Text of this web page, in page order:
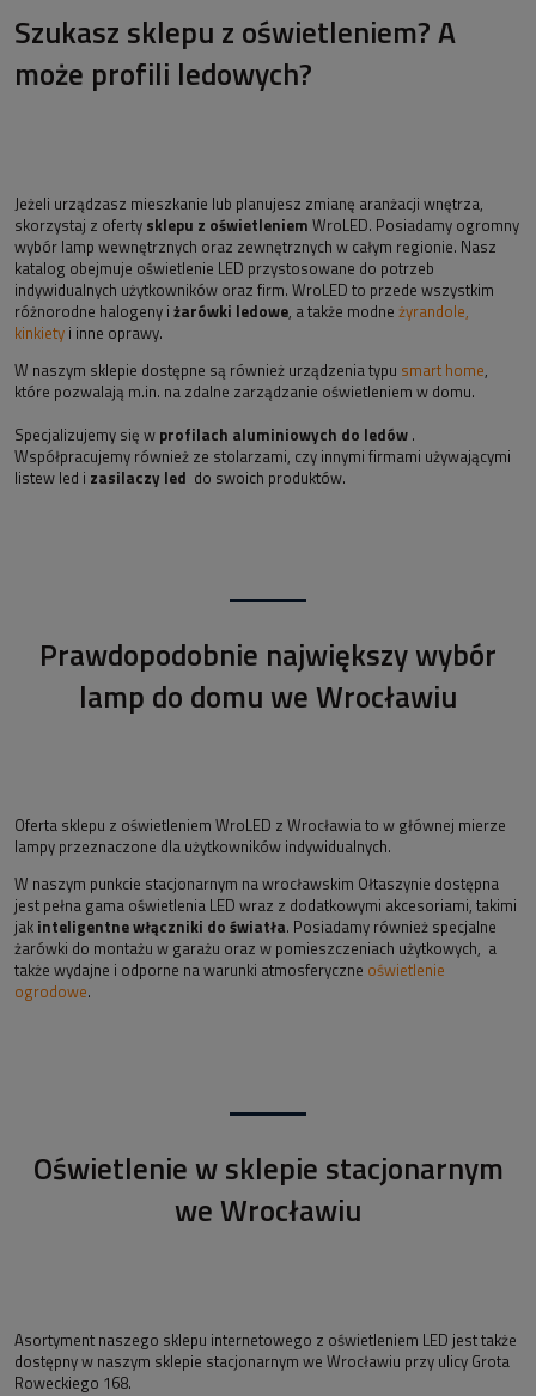
Szukasz sklepu z oświetleniem? A
może profili ledowych?
Jeżeli urządzasz mieszkanie lub planujesz zmianę aranżacji wnętrza,
skorzystaj z oferty sklepu z oświetleniem WroLED. Posiadamy ogromny
wybór lamp wewnętrznych oraz zewnętrznych w całym regionie. Nasz
katalog obejmuje oświetlenie LED przystosowane do potrzeb
indywidualnych użytkowników oraz firm. WroLED to przede wszystkim
różnorodne halogeny i żarówki ledowe, a także modne żyrandole,
kinkiety i inne oprawy.
W naszym sklepie dostępne są również urządzenia typu smart home,
które pozwalają m.in. na zdalne zarządzanie oświetleniem w domu.
Specjalizujemy się w profilach aluminiowych do ledów .
Współpracujemy również ze stolarzami, czy innymi firmami używającymi
listew led i zasilaczy led do swoich produktów.
Prawdopodobnie największy wybór
lamp do domu we Wrocławiu
Oferta sklepu z oświetleniem WroLED z Wrocławia to w głównej mierze
lampy przeznaczone dla użytkowników indywidualnych.
W naszym punkcie stacjonarnym na wrocławskim Ołtaszynie dostępna
jest pełna gama oświetlenia LED wraz z dodatkowymi akcesoriami, takimi
jak inteligentne włączniki do światła. Posiadamy również specjalne
żarówki do montażu w garażu oraz w pomieszczeniach użytkowych, a
także wydajne i odporne na warunki atmosferyczne oświetlenie
ogrodowe.
Oświetlenie w sklepie stacjonarnym
we Wrocławiu
Asortyment naszego sklepu internetowego z oświetleniem LED jest także
dostępny w naszym sklepie stacjonarnym we Wrocławiu przy ulicy Grota
Roweckiego 168.